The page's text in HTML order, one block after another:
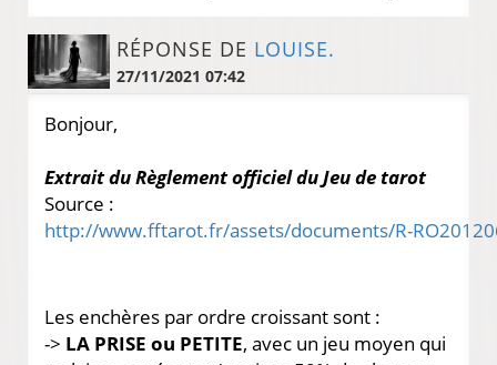
RÉPONSE DE LOUISE.
27/11/2021 07:42
Bonjour,
Extrait du Règlement officiel du Jeu de tarot
Source :
http://www.fftarot.fr/assets/documents/R-
Les enchères par ordre croissant sont :
-> LA PRISE ou PETITE, avec un jeu moyen qui